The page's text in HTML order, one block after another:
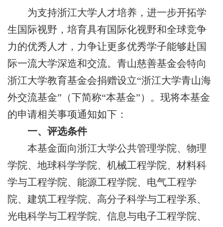
为支持浙江大学人才培养，进一步开拓学
生国际视野，培育具有国际化视野和全球竞争
力的优秀人才，力争让更多优秀学子能够赴国
际一流大学深造和交流。青山慈善基金会特向
浙江大学教育基金会捐赠设立“浙江大学青山海
外交流基金” （下简称“本基金”） 。现将本基金
的申请相关事项通知如下：
一、 评选条件
本基金面向浙江大学公共管理学院、物理
学院、地球科学学院、 机械工程学院、材料科
学与工程学院、能源工程学院、电气工程学
院、建筑工程学院、高分子科学与工程学系、
光电科学与工程学院、信息与电子工程学院、